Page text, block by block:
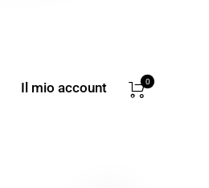
Il mio account 0